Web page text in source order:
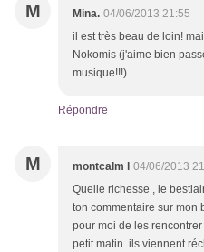
M Mina. 04/06/2013 21:55
il est très beau de loin!
Nokomis (j'aime bien
musique!!!)
Répondre
M montcalm l
04/06/2013
Quelle richesse , le
ton commentaire sur mon
pour moi de les
petit matin ils viennent